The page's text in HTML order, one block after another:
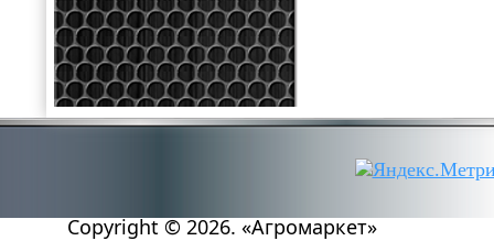
Copyright © 2026. «Агромаркет»